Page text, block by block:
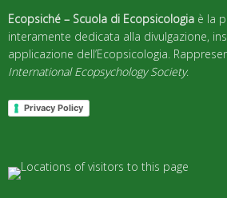
Ecopsiché – Scuola di Ecopsicologia è la
interamente dedicata alla divulgazione,
applicazione dell’Ecopsicologia.
International Ecopsychology Society.
Privacy Policy